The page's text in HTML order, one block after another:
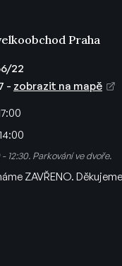
ý
p
s
u
Praha
22
- zobrazit na mapě
12:30. Parkování ve dvoře.
ZAVŘENO.